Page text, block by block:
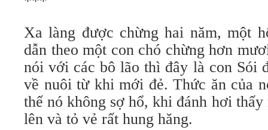
Xa làng được chừng hai năm, một
dẫn theo một con chó chừng hơn
nói với các bô lão thì đây là con Sói
về nuôi từ khi mới đẻ. Thức ăn của
thế nó không sợ hổ, khi đánh hơi
lên và tỏ vẻ rất hung hăng.